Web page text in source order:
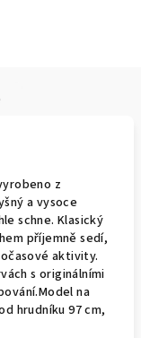
z
a vysoce
schne. Klasický
příjemně sedí,
aktivity.
s originálními
na
hrudníku 97 cm,